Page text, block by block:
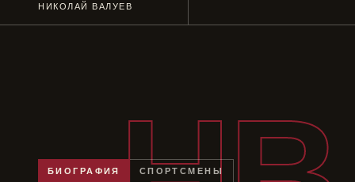
НИКОЛАЙ ВАЛУЕВ
БИОГРАФИЯ СПОРТСМЕНЫ